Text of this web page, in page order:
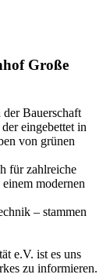
Große
Bauerschaft
eingebettet in
von grünen
für zahlreiche
modernen
– stammen
e.V. ist es uns
zu informieren.